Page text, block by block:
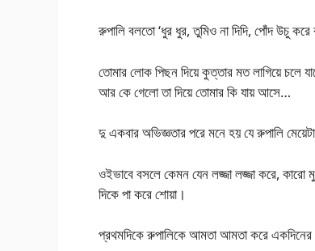
রুপালি বলতো ‘ধুর ধুর, তুমিও না দিদি, পোঁদ উচু
তোমার লোক পিছন দিয়ে কুত্তার মত লাগিয়ে চলে
আর কে গেলো তা দিয়ে তোমার কি যায় আসে…
দু একবার অভিজ্ঞতার পরে মনে হয় যে রুপালি
ওইভাবে বসলে কেমন যেন লজ্জা লজ্জা করে, কারো
দিকে পা করে শোয়া।
প্রথমদিকে রুপালিকে আমতা আমতা করে